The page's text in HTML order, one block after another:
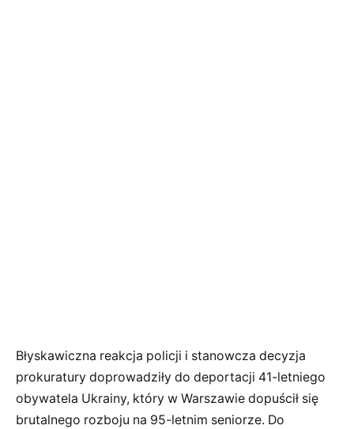
Błyskawiczna reakcja policji i stanowcza decyzja
prokuratury doprowadziły do deportacji 41-letniego
obywatela Ukrainy, który w Warszawie dopuścił się
brutalnego rozboju na 95-letnim seniorze. Do